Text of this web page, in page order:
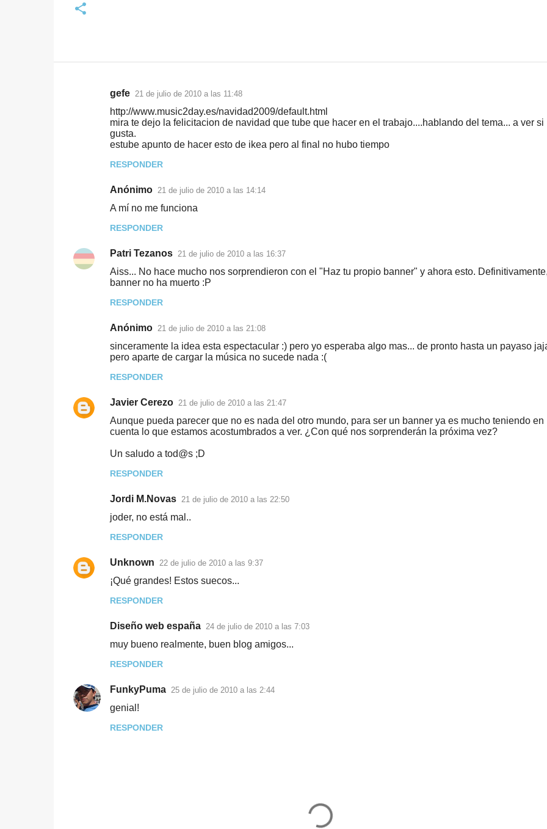
o
gefe 21 de julio de 2010 a las 11:48
http://www.music2day.es/navidad2009/default.html
mira te dejo la felicitacion de navidad que tube que hacer en el trabajo....hablando del tema... a ver si
gusta.
estube apunto de hacer esto de ikea pero al final no hubo tiempo
RESPONDER
Anónimo 21 de julio de 2010 a las 14:14
A mí no me funciona
RESPONDER
Patri Tezanos 21 de julio de 2010 a las 16:37
Aiss... No hace mucho nos sorprendieron con el "Haz tu propio banner" y ahora esto.
banner no ha muerto :P
RESPONDER
Anónimo 21 de julio de 2010 a las 21:08
sinceramente la idea esta espectacular :) pero yo esperaba algo mas... de pronto hasta un payaso
pero aparte de cargar la música no sucede nada :(
RESPONDER
Javier Cerezo 21 de julio de 2010 a las 21:47
Aunque pueda parecer que no es nada del otro mundo, para ser un banner ya es mucho teniendo en
cuenta lo que estamos acostumbrados a ver. ¿Con qué nos sorprenderán la próxima vez?
Un saludo a tod@s ;D
RESPONDER
Jordi M.Novas 21 de julio de 2010 a las 22:50
joder, no está mal..
RESPONDER
Unknown 22 de julio de 2010 a las 9:37
¡Qué grandes! Estos suecos...
RESPONDER
Diseño web españa 24 de julio de 2010 a las 7:03
muy bueno realmente, buen blog amigos...
RESPONDER
FunkyPuma 25 de julio de 2010 a las 2:44
genial!
RESPONDER